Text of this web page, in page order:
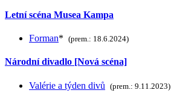
Letní scéna Musea Kampa
Forman* (prem.: 18.6.2024)
Národní divadlo [Nová scéna]
Valérie a týden divů (prem.: 9.11.2023)